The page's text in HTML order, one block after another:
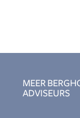
MEER
ADVISEURS